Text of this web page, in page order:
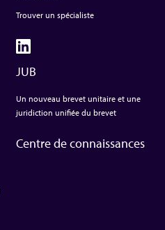
Trouver un spécialiste
JUB
Un nouveau brevet unitaire et une
juridiction unifiée du brevet
Centre de connaissances